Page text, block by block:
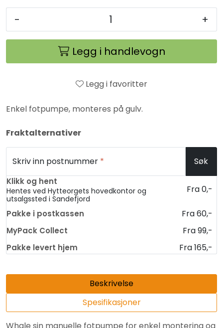
- +
Legg i handlevogn
Legg i favoritter
Enkel fotpumpe, monteres på gulv.
Fraktalternativer
Skriv inn postnummer * Søk
Klikk og hent
Hentes ved Hytteorgets hovedkontor og
utsalgssted i Sandefjord
Fra 0,-
Pakke i postkassen Fra 60,-
MyPack Collect Fra 99,-
Pakke levert hjem Fra 165,-
Beskrivelse
Spesifikasjoner
Whale sin manuelle fotpumpe for enkel montering og